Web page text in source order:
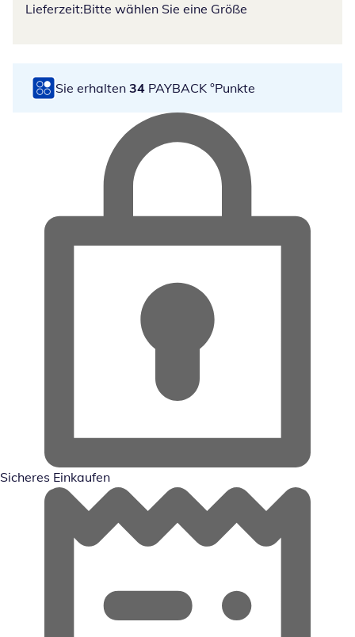
Lieferzeit:Bitte wählen Sie eine Größe
Sie erhalten 34 PAYBACK °Punkte
Sicheres Einkaufen